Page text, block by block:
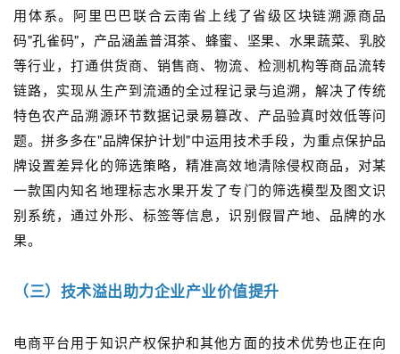
用体系。阿里巴巴联合云南省上线了省级区块链溯源商品
码"孔雀码"，产品涵盖普洱茶、蜂蜜、坚果、水果蔬菜、乳胶
等行业，打通供货商、销售商、物流、检测机构等商品流转
链路，实现从生产到流通的全过程记录与追溯，解决了传统
特色农产品溯源环节数据记录易篡改、产品验真时效低等问
题。拼多多在"品牌保护计划"中运用技术手段，为重点保护品
牌设置差异化的筛选策略，精准高效地清除侵权商品，对某
一款国内知名地理标志水果开发了专门的筛选模型及图文识
别系统，通过外形、标签等信息，识别假冒产地、品牌的水
果。
（三）技术溢出助力企业产业价值提升
电商平台用于知识产权保护和其他方面的技术优势也正在向